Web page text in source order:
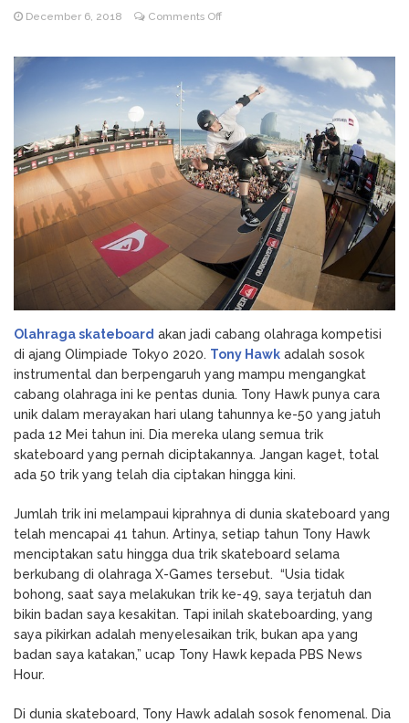
August 6, 2026
NV Casino
Auszahlungsleitfaden: Schritt-für-Schritt-
Anleitung zum Auszahlen
December 6, 2018 Comments Offon
Jatuh
Bangun
Tony
Hawk
Menekuni
Olahraga
Skateboard
Olahraga skateboard akan jadi cabang olahraga kompetisi
di ajang Olimpiade Tokyo 2020. Tony Hawk adalah sosok
instrumental dan berpengaruh yang mampu mengangkat
cabang olahraga ini ke pentas dunia. Tony Hawk punya cara
unik dalam merayakan hari ulang tahunnya ke-50 yang jatuh
pada 12 Mei tahun ini. Dia mereka ulang semua trik
skateboard yang pernah diciptakannya. Jangan kaget, total
ada 50 trik yang telah dia ciptakan hingga kini.
Jumlah trik ini melampaui kiprahnya di dunia skateboard yang
telah mencapai 41 tahun. Artinya, setiap tahun Tony Hawk
menciptakan satu hingga dua trik skateboard selama
berkubang di olahraga X-Games tersebut. “Usia tidak
bohong, saat saya melakukan trik ke-49, saya terjatuh dan
bikin badan saya kesakitan. Tapi inilah skateboarding, yang
saya pikirkan adalah menyelesaikan trik, bukan apa yang
badan saya katakan,” ucap Tony Hawk kepada PBS News
Hour.
Di dunia skateboard, Tony Hawk adalah sosok fenomenal. Dia